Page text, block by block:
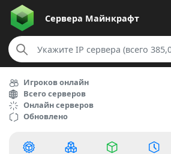
Сервера Майнкрафт
Игроков онлайн
Всего серверов
Онлайн серверов
Обновлено